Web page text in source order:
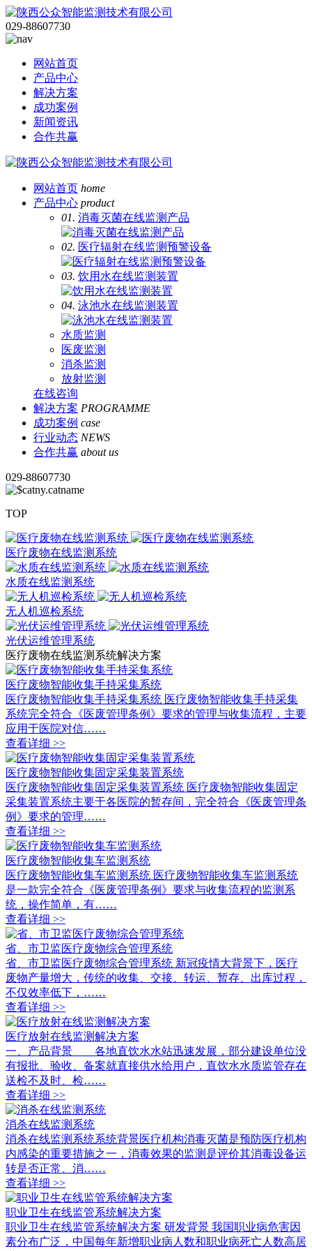
029-88607730
网站首页
产品中心
解决方案
成功案例
新闻资讯
合作共赢
网站首页 home
产品中心 product
01. 消毒灭菌在线监测产品
02. 医疗辐射在线监测预警设备
03. 饮用水在线监测装置
04. 泳池水在线监测装置
水质监测
医废监测
消杀监测
放射监测
在线咨询
解决方案 PROGRAMME
成功案例 case
行业动态 NEWS
合作共赢 about us
029-88607730
TOP
医疗废物在线监测系统
水质在线监测系统
无人机巡检系统
光伏运维管理系统
医疗废物在线监测系统解决方案
医疗废物智能收集手持采集系统
医疗废物智能收集手持采集系统 医疗废物智能收集手持采集
系统完全符合《医废管理条例》要求的管理与收集流程，主要
应用于医院对信……
查看详细 >>
医疗废物智能收集固定采集装置系统
医疗废物智能收集固定采集装置系统 医疗废物智能收集固定
采集装置系统主要于各医院的暂存间，完全符合《医废管理条
例》要求的管理……
查看详细 >>
医疗废物智能收集车监测系统
医疗废物智能收集车监测系统 医疗废物智能收集车监测系统
是一款完全符合《医废管理条例》要求与收集流程的监测系
统，操作简单，有……
查看详细 >>
省、市卫监医疗废物综合管理系统
省、市卫监医疗废物综合管理系统 新冠疫情大背景下，医疗
废物产量增大，传统的收集、交接、转运、暂存、出库过程，
不仅效率低下，……
查看详细 >>
医疗放射在线监测解决方案
一、产品背景 各地直饮水水站迅速发展，部分建设单位没
有报批、验收、备案就直接供水给用户，直饮水水质监管存在
送检不及时、检……
查看详细 >>
消杀在线监测系统
消杀在线监测系统系统背景医疗机构消毒灭菌是预防医疗机构
内感染的重要措施之一，消毒效果的监测是评价其消毒设备运
转是否正常、消……
查看详细 >>
职业卫生在线监管系统解决方案
职业卫生在线监管系统解决方案 研发背景 我国职业病危害因
素分布广泛，中国每年新增职业病人数和职业病死亡人数高居